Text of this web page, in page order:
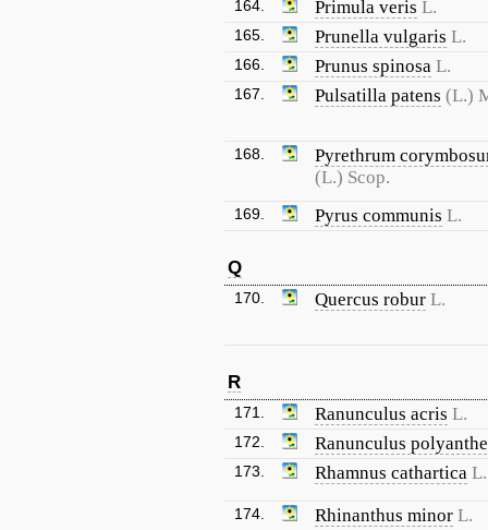
164. Primula veris L.
165. Prunella vulgaris L.
166. Prunus spinosa L.
167. Pulsatilla patens (L.)
168.
Pyrethrum
(L.) Scop.
169. Pyrus communis L.
Q
170. Quercus robur L.
R
171. Ranunculus acris L.
172. Ranunculus
173. Rhamnus cathartica L.
174. Rhinanthus minor L.